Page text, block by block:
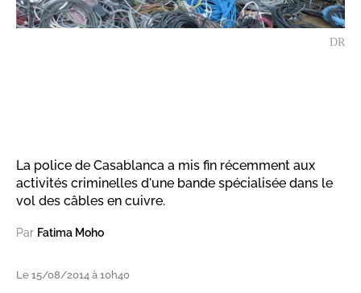
DR
La police de Casablanca a mis fin récemment aux
activités criminelles d'une bande spécialisée dans le
vol des câbles en cuivre.
Par Fatima Moho
Le 15/08/2014 à 10h40